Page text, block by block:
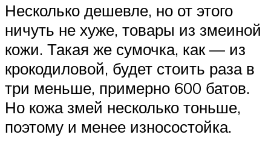
Несколько дешевле, но от этого
ничуть не хуже, товары из змеиной
кожи. Такая же сумочка, как — из
крокодиловой, будет стоить раза в
три меньше, примерно 600 батов.
Но кожа змей несколько тоньше,
поэтому и менее износостойка.